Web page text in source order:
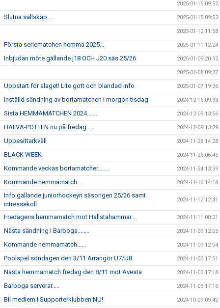
2025-01-15 09:52
Slutna sällskap..... 2025-01-15 09:52
2025-01-12 11:58
Första seriematchen hemma 2025... 2025-01-11 12:24
Inbjudan möte gällande j18 OCH J20 säs 25/26 2025-01-09 20:32
2025-01-08 09:37
Uppstart för alaget! Lite gott och blandad info 2025-01-07 19:36
Inställd sändning av bortamatchen i morgon tisdag 2024-12-16 09:33
Sista HEMMAMATCHEN 2024....... 2024-12-09 13:56
HALVA-POTTEN nu på fredag.... 2024-12-09 13:29
Uppesittarkväll 2024-11-28 14:28
BLACK WEEK 2024-11-26 06:45
Kommande veckas bortamatcher....... 2024-11-24 13:39
Kommande hemmamatch.... 2024-11-16 14:18
Info gällande juniorhockeyn säsongen 25/26 samt
intressekoll
2024-11-12 12:41
Fredagens hemmamatch mot Hallstahammar.... 2024-11-11 08:21
Nästa sändning i Barboga........ 2024-11-09 12:05
Kommande hemmamatch...... 2024-11-09 12:04
Poolspel söndagen den 3/11 Arrangör U7/U8 2024-11-03 17:51
Nästa hemmamatch fredag den 8/11 mot Avesta 2024-11-03 17:18
Barboga serverar..... 2024-11-03 17:16
Bli medlem i Supporterklubben NU! 2024-10-29 09:42